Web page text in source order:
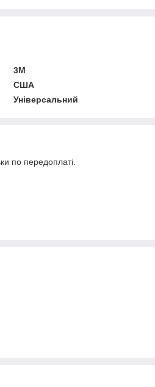
3М
США
Універсальний
по передоплаті.